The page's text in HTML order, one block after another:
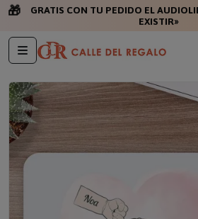
🎁
GRATIS CON TU PEDIDO EL
EXISTIR»